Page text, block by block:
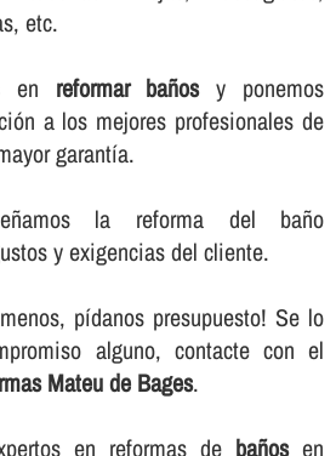
etc.
en reformar bañosy ponemos
a los mejores profesionales de
garantí­a.
la reforma del baño
y exigencias del cliente.
pí­danos presupuesto! Se lo
alguno, contacte con el
Mateu de Bages.
en reformas de bañosen